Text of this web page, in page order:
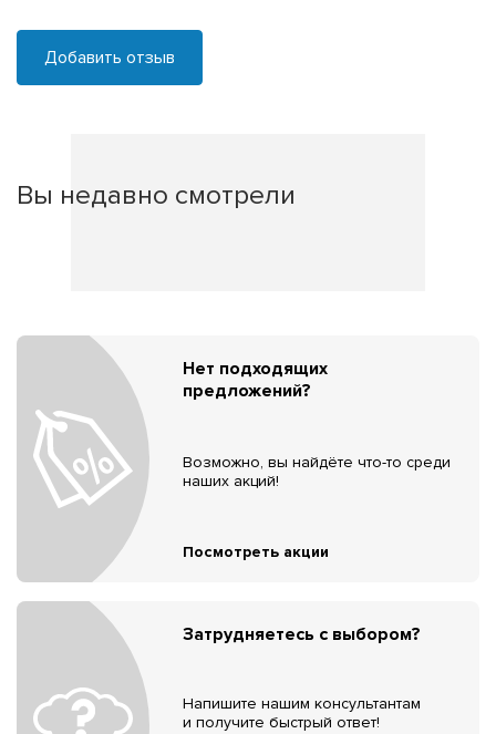
Добавить отзыв
Вы недавно смотрели
Нет подходящих
предложений?
Возможно, вы найдёте что-то среди
наших акций!
Посмотреть акции
Затрудняетесь с выбором?
Напишите нашим консультантам
и получите быстрый ответ!